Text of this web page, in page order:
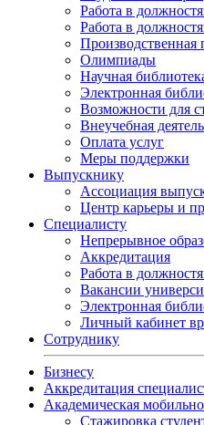
Работа в
Работа в
Производственная
Олимпиады
Научная
Электронная
Возможности для
Внеучебная
Оплата услуг
Меры поддержки
Выпускнику
Ассоциация
Центр карьеры и
Специалисту
Непрерывное
Аккредитация
Работа в
Вакансии
Электронная
Личный кабинет
Сотруднику
Бизнесу
Аккредитация
Академическая
Стажировка